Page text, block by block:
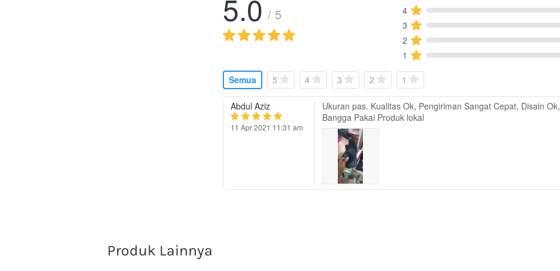
5.0 / 5 4
3
2
1
Semua 5 4 3 2 1
Abdul Aziz
11 Apr 2021 11:31 am
Ukuran pas. Kualitas Ok, Pengiriman Sangat Cepat, Disain Ok,
Bangga Pakai Produk lokal
Produk Lainnya